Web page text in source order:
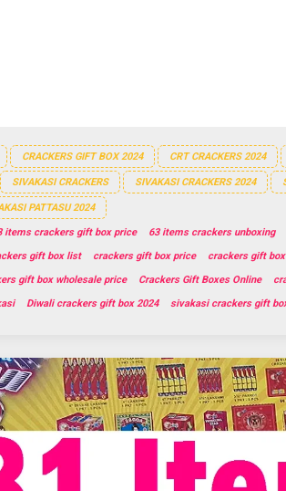
CRACKERS GIFT BOX 2024 CRT CRACKERS 2024
SIVAKASI CRACKERS SIVAKASI CRACKERS 2024
PATTASU 2024
items crackers gift box price 63 items crackers unboxing
gift box list crackers gift box price crackers gift
gift box wholesale price Crackers Gift Boxes Online
Diwali crackers gift box 2024 sivakasi crackers gift